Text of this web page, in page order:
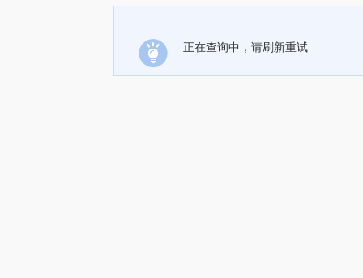
正在查询中，请刷新重试